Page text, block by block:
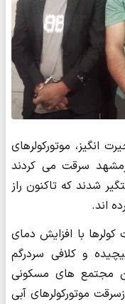
انگیز، موتورکولرهای
سرقت می کردند
شدند که تاکنون راز
با افزایش دمای
و کلافی سردرگم
مجتمع های مسکونی
موتورکولرهای آبی